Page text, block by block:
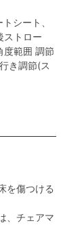
シート、
ストロー
度範囲 調節
き調節(ス
を傷つける
、チェアマ